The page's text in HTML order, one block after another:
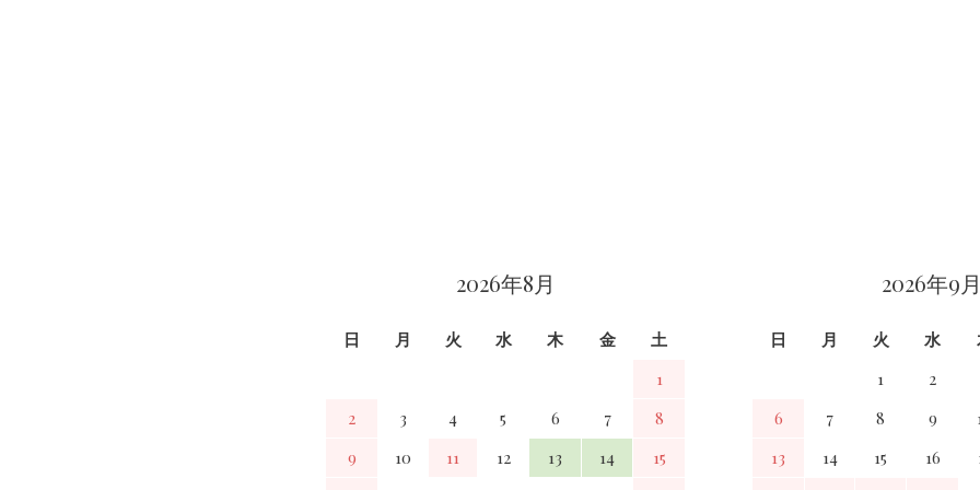
2026年8月
日 月 火 水 木 金
土
1
2
3 4 5 6 7
8
9
10 11 12 13 14
15
2026年9月
日 月 火 水
1
2
6
7 8 9
13
14 15 16